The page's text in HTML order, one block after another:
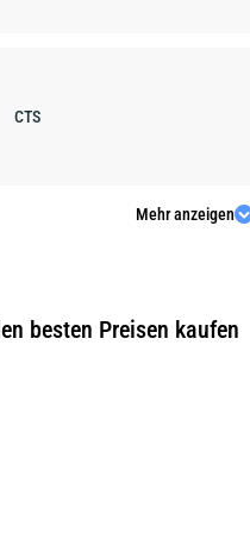
CTS
Mehr anzeigen
besten Preisen kaufen